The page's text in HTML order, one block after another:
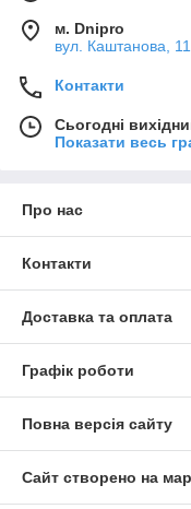
м. Dnipro
вул. Каштанова,
Контакти
Сьогодні
Показати весь
Про нас
Контакти
Доставка та оплата
Графік роботи
Повна версія сайту
Сайт створено на